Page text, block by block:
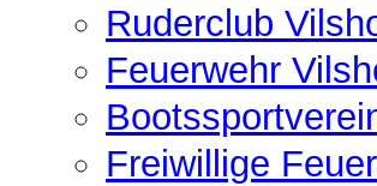
Ruderclub
Feuerwehr
Freiwillige